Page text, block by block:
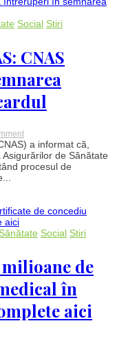
Social Stiri
CNAS
on
Probleme
tehnice
PIAS:
în
serviciilor
medicale
cardul
a informat că,
de Sănătate
procesul de
Sănătate Social Stiri
milioane de
în
aici